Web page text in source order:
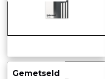
Gemetseld